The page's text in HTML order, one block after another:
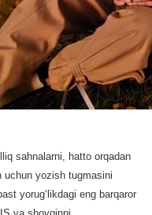
sahnalarni, hatto orqadan
uchun yozish tugmasini
yorug‘likdagi eng barqaror